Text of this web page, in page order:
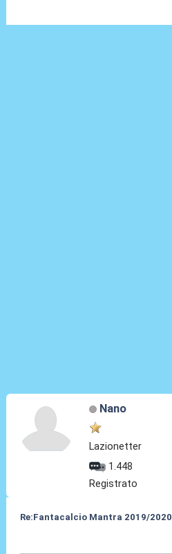
Nano
Lazionetter
1.448
Registrato
Re:Fantacalcio Mantra 2019/2020